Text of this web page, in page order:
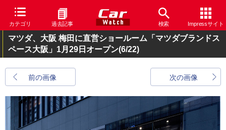
カテゴリ 過去記事 検索 Impressサイト
マツダ、大阪 梅田に直営ショールーム「マツダブランドス
ペース大阪」1月29日オープン(6/22)
前の画像 次の画像